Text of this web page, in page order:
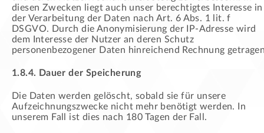
diesen Zwecken liegt auch unser berechtigtes Interesse in
der Verarbeitung der Daten nach Art. 6 Abs. 1 lit. f
DSGVO. Durch die Anonymisierung der IP-Adresse wird
dem Interesse der Nutzer an deren Schutz
personenbezogener Daten hinreichend Rechnung
1.8.4. Dauer der Speicherung
Die Daten werden gelöscht, sobald sie für unsere
Aufzeichnungszwecke nicht mehr benötigt werden. In
unserem Fall ist dies nach 180 Tagen der Fall.